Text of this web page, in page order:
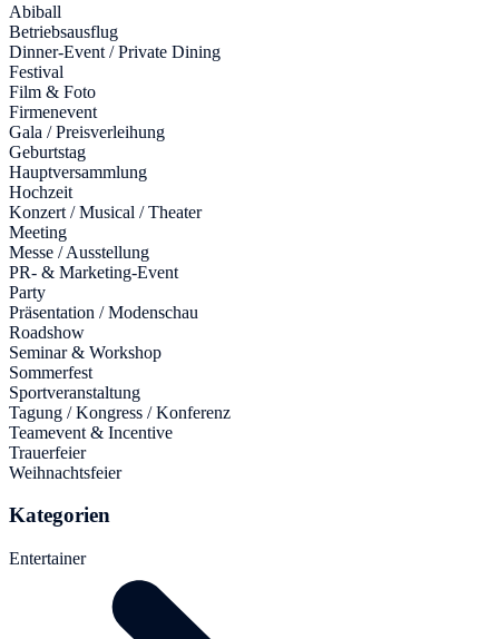
Abiball
Betriebsausflug
Dinner-Event / Private Dining
Festival
Film & Foto
Firmenevent
Gala / Preisverleihung
Geburtstag
Hauptversammlung
Hochzeit
Konzert / Musical / Theater
Meeting
Messe / Ausstellung
PR- & Marketing-Event
Party
Präsentation / Modenschau
Roadshow
Seminar & Workshop
Sommerfest
Sportveranstaltung
Tagung / Kongress / Konferenz
Teamevent & Incentive
Trauerfeier
Weihnachtsfeier
Kategorien
Entertainer